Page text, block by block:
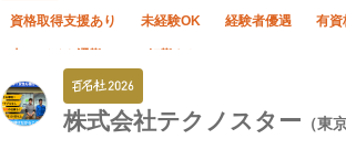
株式会社テクノスター （東
資格取得支援あり 未経験OK 経験者優遇 有資